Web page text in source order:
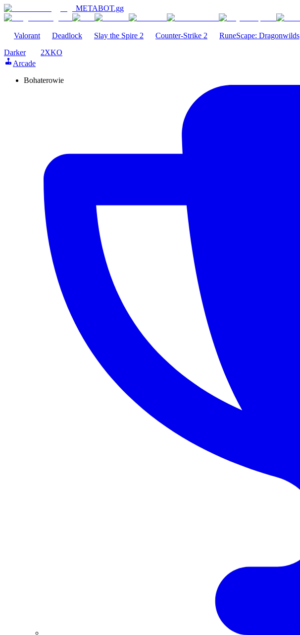
METABOT.gg
Valorant Deadlock Slay the Spire 2 Counter-Strike 2 RuneScape: Dragonwilds
Darker
2XKO
Arcade
Bohaterowie